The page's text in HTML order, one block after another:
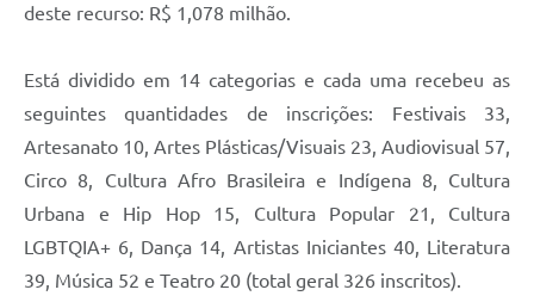
deste recurso: R$ 1,078 milhão.
Está dividido em 14 categorias e cada uma recebeu as
seguintes quantidades de inscrições: Festivais 33,
Artesanato 10, Artes Plásticas/Visuais 23, Audiovisual 57,
Circo 8, Cultura Afro Brasileira e Indígena 8, Cultura
Urbana e Hip Hop 15, Cultura Popular 21, Cultura
LGBTQIA+ 6, Dança 14, Artistas Iniciantes 40, Literatura
39, Música 52 e Teatro 20 (total geral 326 inscritos).